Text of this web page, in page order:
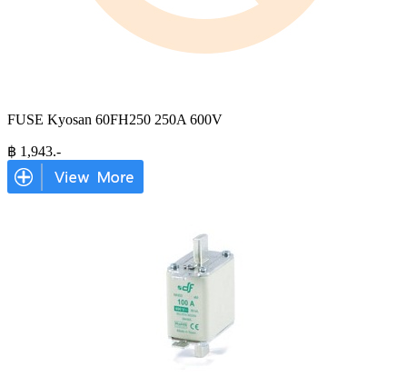
FUSE Kyosan 60FH250 250A 600V
฿ 1,943.-